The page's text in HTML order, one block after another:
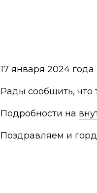
17 января 2024
Рады сообщить,
Подробности на
Поздравляем и